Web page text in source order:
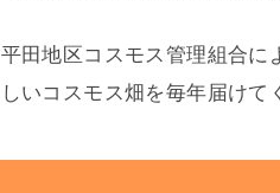
田地区コスモス管理組合
いコスモス畑を毎年届けて